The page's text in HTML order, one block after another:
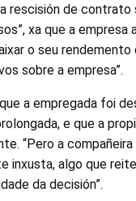
rescisión de contrato
xa que a empresa
o seu
sobre a empresa”.
a empregada foi
e que a
“Pero a
inxusta, algo que
da decisión”.